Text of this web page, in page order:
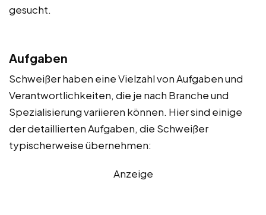
gesucht.
Aufgaben
Schweißer haben eine Vielzahl von Aufgaben und
Verantwortlichkeiten, die je nach Branche und
Spezialisierung variieren können. Hier sind einige
der detaillierten Aufgaben, die Schweißer
typischerweise übernehmen:
Anzeige